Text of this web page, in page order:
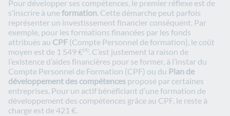
Pour développer ses compétences, le premier réflexe est de
s’inscrire à uneformation. Cette démarche peut parfois
représenter un investissement financier conséquent. Par
exemple, pour les formations financées par les fonds
attribués au CPF (Compte Personnel de formation), le coût
moyen est de 1 549 €(4). C’est justement la raison de
l’existence d’aides financières pour se former, à l’instar du
Compte Personnel de Formation (CPF) ou du Plan de
développement des compétences proposé par certaines
entreprises. Pour un actif bénéficiant d’une formation de
développement des compétences grâce au CPF, le reste à
charge est de 421 €.